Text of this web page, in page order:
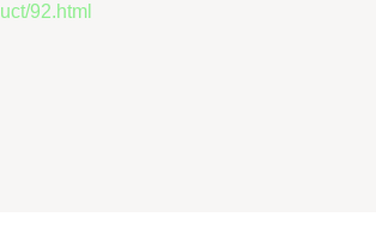
92.html